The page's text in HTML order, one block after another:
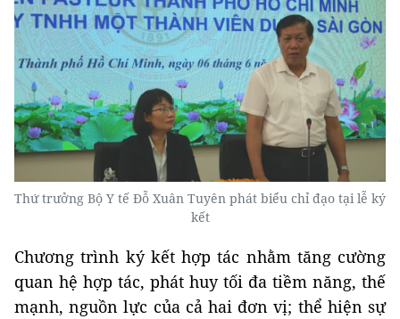
Thứ trưởng Bộ Y tế Đỗ Xuân Tuyên phát biểu chỉ đạo tại lễ ký
kết
Chương trình ký kết hợp tác nhằm tăng cường
quan hệ hợp tác, phát huy tối đa tiềm năng, thế
mạnh, nguồn lực của cả hai đơn vị; thể hiện sự